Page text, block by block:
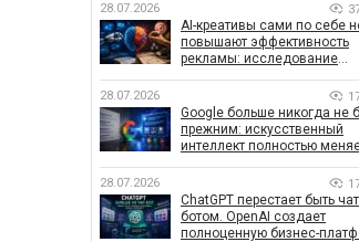
28.07.2026
AI-креативы сами по себе
повышают эффективность
рекламы: исследование
влияет на эффективность
кампаний
28.07.2026
Google больше никогда не
прежним: искусственный
интеллект полностью
28.07.2026
ChatGPT перестает быть
ботом. OpenAI создает
полноценную бизнес-